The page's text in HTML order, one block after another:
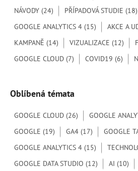
NÁVODY (24) PŘÍPADOVÁ STUDIE (18)
GOOGLE ANALYTICS 4 (15) AKCE A
KAMPANĚ (14) VIZUALIZACE (12)
GOOGLE CLOUD (7) COVID19 (6)
Oblíbená témata
GOOGLE CLOUD (26) GOOGLE
GOOGLE (19) GA4 (17) GOOGLE
GOOGLE ANALYTICS 4 (15)
GOOGLE DATA STUDIO (12) AI (10)